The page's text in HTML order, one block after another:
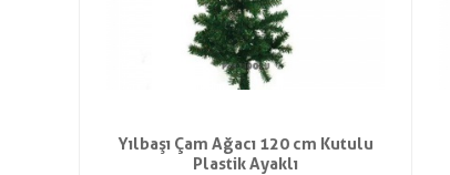
Yılbaşı Çam Ağacı 120 cm Kutulu
Plastik Ayaklı